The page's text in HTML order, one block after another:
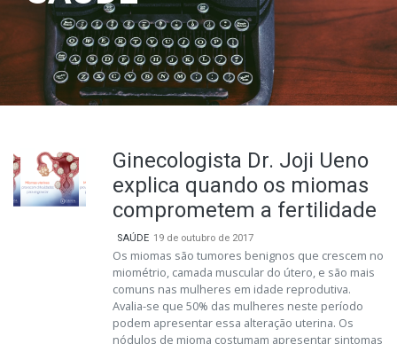
Ginecologista Dr. Joji Ueno
explica quando os miomas
comprometem a fertilidade
SAÚDE 19 de outubro de 2017
Os miomas são tumores benignos que crescem no
miométrio, camada muscular do útero, e são mais
comuns nas mulheres em idade reprodutiva.
Avalia-se que 50% das mulheres neste período
podem apresentar essa alteração uterina. Os
nódulos de mioma costumam apresentar sintomas